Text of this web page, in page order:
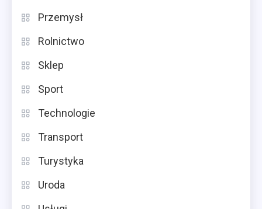
Przemysł
Rolnictwo
Sklep
Sport
Technologie
Transport
Turystyka
Uroda